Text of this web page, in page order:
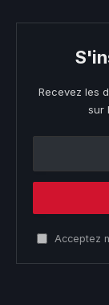
Recevez les
sur
Acceptez